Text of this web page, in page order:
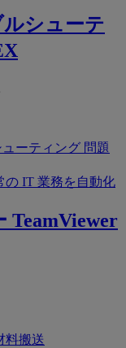
シューテ
ーティング 問題
の IT 業務を自動化
TeamViewer
料搬送